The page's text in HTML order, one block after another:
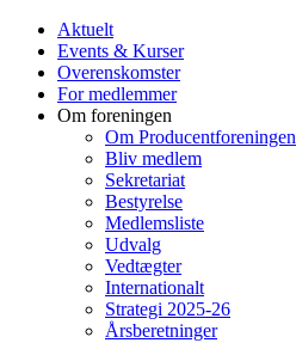
hovedindhold
Aktuelt
Events & Kurser
Overenskomster
For medlemmer
Om foreningen
Om Producentforeningen
Bliv medlem
Sekretariat
Bestyrelse
Medlemsliste
Udvalg
Vedtægter
Internationalt
Strategi 2025-26
Årsberetninger